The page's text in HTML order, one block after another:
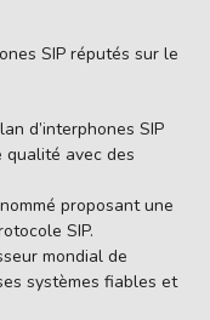
SIP réputés sur le
d’interphones SIP
avec des
proposant une
SIP.
mondial de
systèmes fiables et